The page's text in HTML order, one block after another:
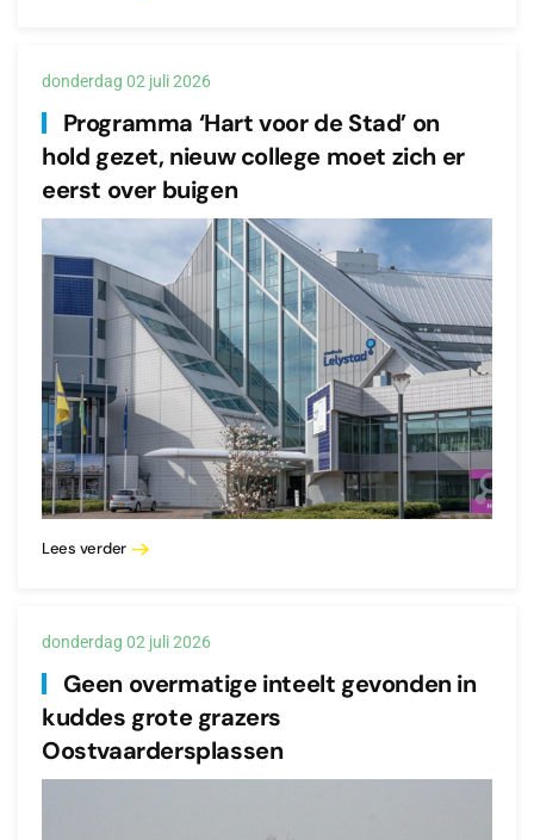
donderdag 02 juli 2026
Programma ‘Hart voor de Stad’ on
hold gezet, nieuw college moet zich er
eerst over buigen
Lees verder
donderdag 02 juli 2026
Geen overmatige inteelt gevonden in
kuddes grote grazers
Oostvaardersplassen